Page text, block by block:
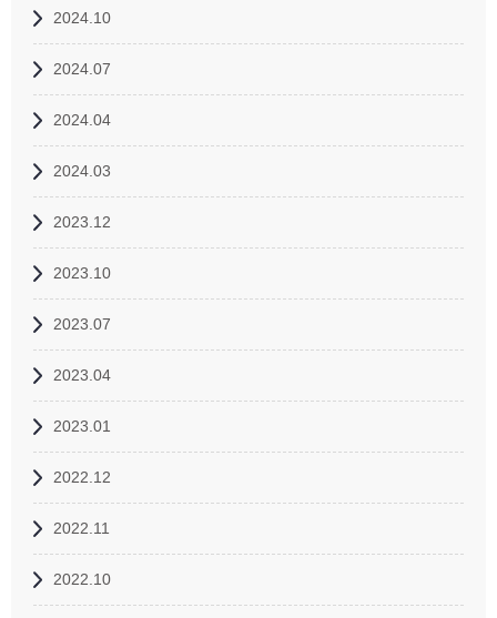
2024.10
2024.07
2024.04
2024.03
2023.12
2023.10
2023.07
2023.04
2023.01
2022.12
2022.11
2022.10